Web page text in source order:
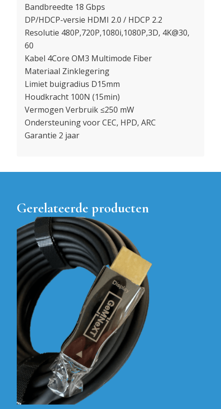
Bandbreedte 18 Gbps
DP/HDCP-versie HDMI 2.0 / HDCP 2.2
Resolutie 480P,720P,1080i,1080P,3D, 4K@30,
60
Kabel 4Core OM3 Multimode Fiber
Materiaal Zinklegering
Limiet buigradius D15mm
Houdkracht 100N (15min)
Vermogen Verbruik ≤250 mW
Ondersteuning voor CEC, HPD, ARC
Garantie 2 jaar
Gerelateerde producten